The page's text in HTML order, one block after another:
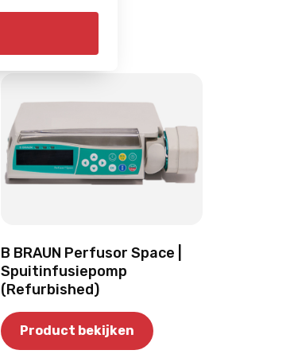
B BRAUN Perfusor Space |
Spuitinfusiepomp
(Refurbished)
Product bekijken